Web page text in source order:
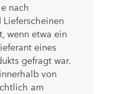
nach
Lieferscheinen
wenn etwa ein
eines
gefragt war.
von
am